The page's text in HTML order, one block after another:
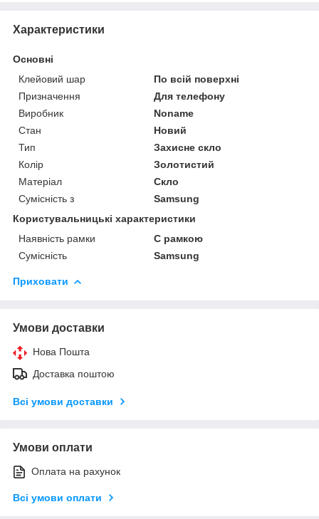
Характеристики
Основні
Клейовий шар
По всій поверхні
Призначення
Для телефону
Виробник
Noname
Стан
Новий
Тип
Захисне скло
Колір
Золотистий
Матеріал
Скло
Сумісність з
Samsung
Користувальницькі характеристики
Наявність рамки
C рамкою
Сумісність
Samsung
Приховати
Умови доставки
Нова Пошта
Доставка поштою
Всі умови доставки
Умови оплати
Оплата на рахунок
Всі умови оплати